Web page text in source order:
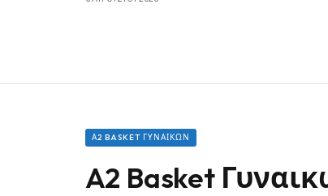
Α2 BASKET ΓΥΝΑΙΚΏΝ
A2 Basket